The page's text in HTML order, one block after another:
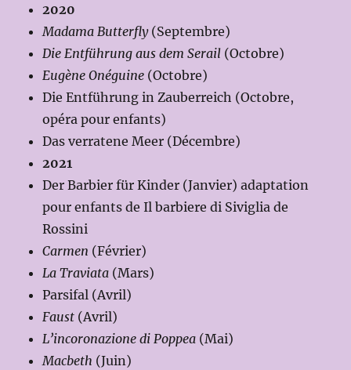
2020
Madama Butterfly(Septembre)
Die Entführung aus dem Serail (Octobre)
Eugène Onéguine (Octobre)
Die Entführung in Zauberreich (Octobre,
opéra pour enfants)
Das verratene Meer (Décembre)
2021
Der Barbier für Kinder (Janvier) adaptation
pour enfants de Il barbiere di Siviglia de
Rossini
Carmen (Février)
La Traviata (Mars)
Parsifal (Avril)
Faust (Avril)
L’incoronazione di Poppea (Mai)
Macbeth (Juin)